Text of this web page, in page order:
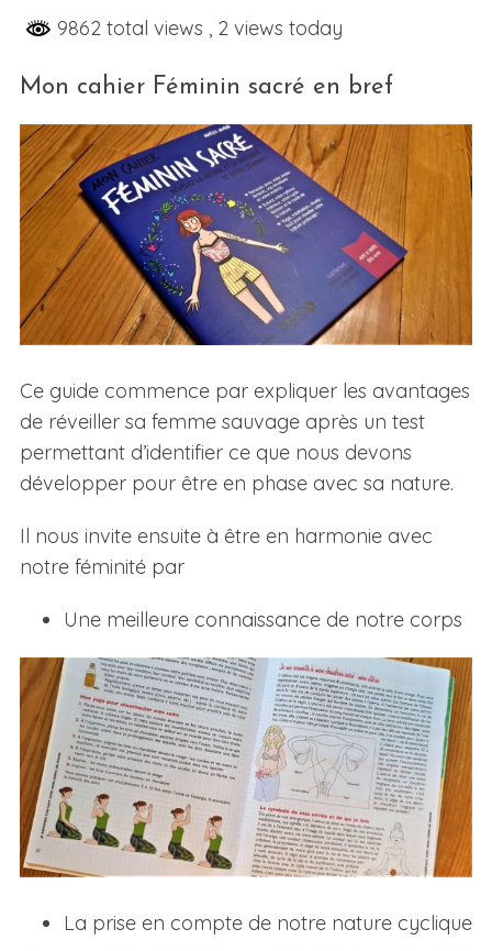
9862 total views , 2 views today
Mon cahier Féminin sacré en bref
Ce guide commence par expliquer les avantages
de réveiller sa femme sauvage après un test
permettant d’identifier ce que nous devons
développer pour être en phase avec sa nature.
Il nous invite ensuite à être en harmonie avec
notre féminité par
Une meilleure connaissance de notre corps
La prise en compte de notre nature cyclique